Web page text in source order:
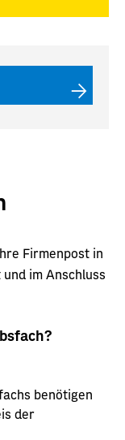
Firmenpost in
im Anschluss
benötigen
der